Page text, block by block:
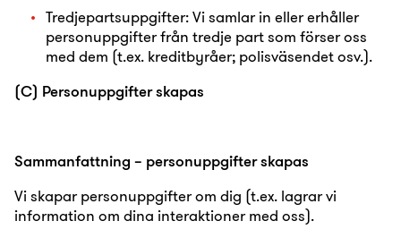
Tredjepartsuppgifter: Vi samlar in eller erhåller
personuppgifter från tredje part som förser oss
med dem (t.ex. kreditbyråer; polisväsendet osv.).
(C) Personuppgifter skapas
Sammanfattning – personuppgifter skapas
Vi skapar personuppgifter om dig (t.ex. lagrar vi
information om dina interaktioner med oss).